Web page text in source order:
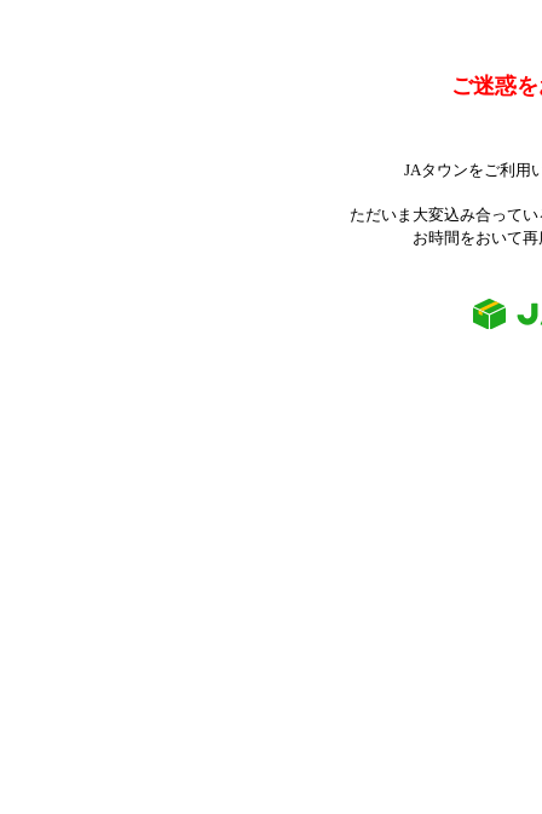
ご迷惑
JAタウンをご利用
ただいま大変込み合って
お時間をおいて